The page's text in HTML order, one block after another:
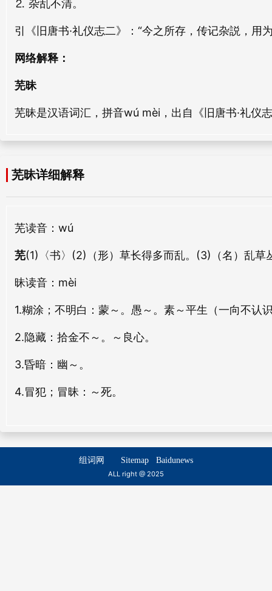
shēn mèi
gōng mèi máng mèi
迷昧 蒙昧
冒昧 退昧
huāng mèi hūn mèi
乾昧
qián mèi
⒉ 杂乱不清。
引《旧唐书·礼仪志二》：“今之所存，传记杂説，用
网络解释：
芜昧
芜昧是汉语词汇，拼音wú mèi，出自《旧唐书·礼仪
芜昧详细解释
芜读音：wú
芜(1)〈书〉(2)（形）草长得多而乱。(3)（名）乱
昧读音：mèi
1.糊涂；不明白 ：蒙～。愚～。素～平生（一向不认
2.隐藏 ：拾金不～。～良心。
3.昏暗 ：幽～。
4.冒犯；冒昧 ：～死。
组词网 Sitemap Baidunews
ALL right @ 2025